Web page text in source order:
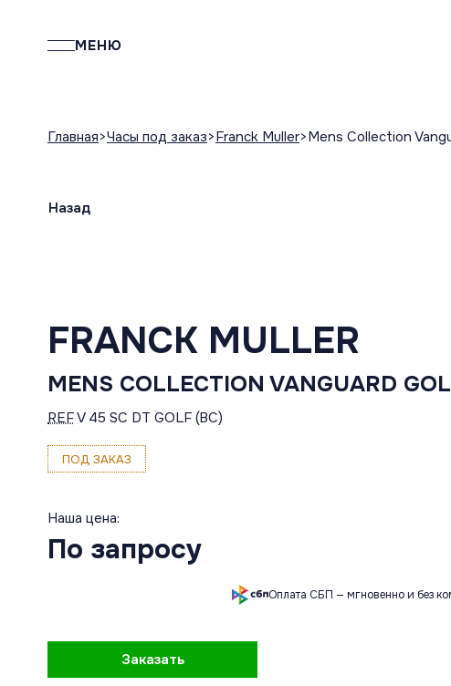
МЕНЮ
Главная Часы под заказ Franck Muller Mens Collection
Назад
FRANCK MULLER
MENS COLLECTION VANGUARD
REFV 45 SC DT GOLF (BC)
ПОД ЗАКАЗ
Наша цена:
По запросу
Оплата СБП — мгновенно и без
Заказать